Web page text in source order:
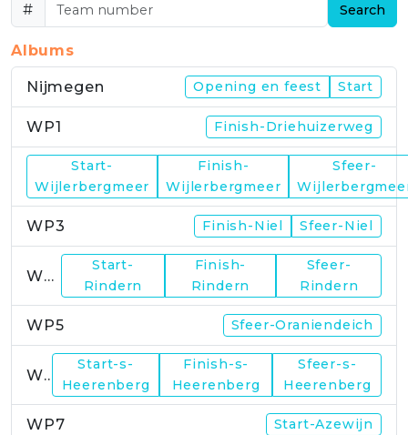
#
Search
Albums
Nijmegen Opening en feest Start
WP1 Finish-Driehuizerweg
WP2
Start-
Wijlerbergmeer
Finish-
Wijlerbergmeer
Sfeer-
WP3 Finish-Niel Sfeer-Niel
WP4
Start-
Rindern
Finish-
Rindern
Sfeer-
Rindern
WP5 Sfeer-Oraniendeich
WP6
Start-s-
Heerenberg
Finish-s-
Heerenberg
Sfeer-s-
Heerenberg
WP7 Start-Azewijn